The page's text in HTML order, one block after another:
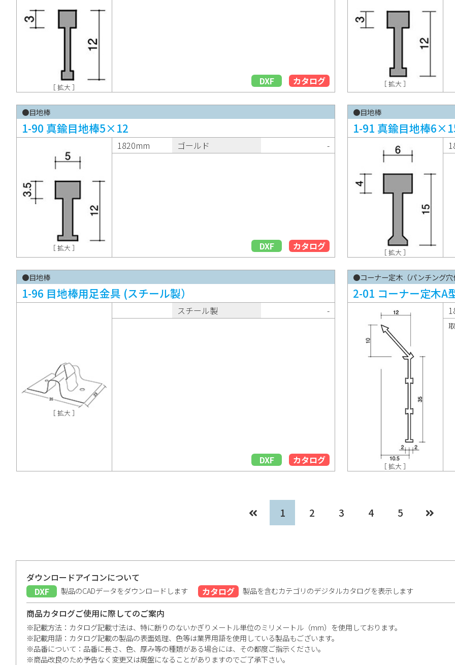
［ 拡大 ］
DXF カタログ ［ 拡大 ］
●目地棒
1-90 真鍮目地棒5×12
［ 拡大 ］
1820mm ゴールド -
DXF カタログ
●目地棒
1-91 真鍮目地棒
［ 拡大 ］
●目地棒
1-96 目地棒用足金具 (スチール製）
［ 拡大 ］
スチール製 -
DXF カタログ
●コーナー定木（パンチング穴
2-01 コーナー定木A
［ 拡大 ］
1 2 3 4 5
ダウンロードアイコンについて
DXF
製品のCADデータをダウンロードします カタログ 製品を含むカテゴリのデジタルカタログを表示します
商品カタログご使用に際してのご案内
※記載方法：カタログ記載寸法は、特に断りのないかぎりメートル単位のミリメートル（mm）を使用しております。
※記載用語：カタログ記載の製品の表面処理、色等は業界用語を使用している製品もございます。
※品番について：品番に長さ、色、厚み等の種類がある場合には、その都度ご指示ください。
※商品改良のため予告なく変更又は廃盤になることがありますのでご了承下さい。